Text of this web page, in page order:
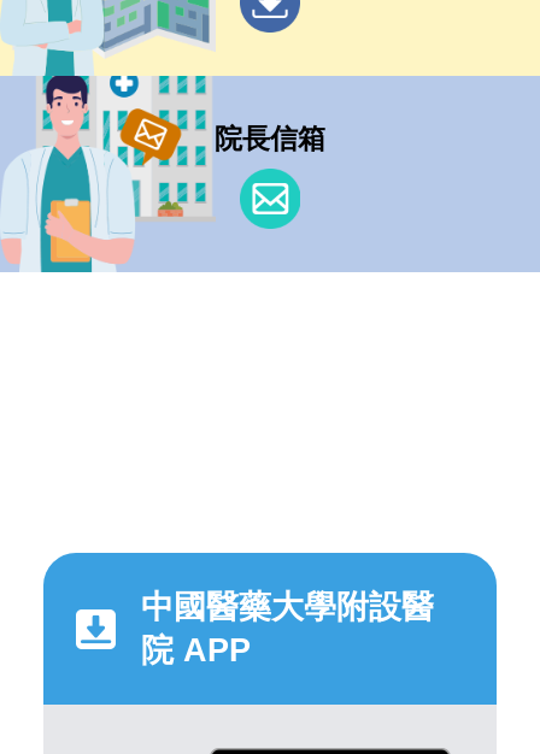
院長信箱
中國醫藥大學附設醫
院 APP